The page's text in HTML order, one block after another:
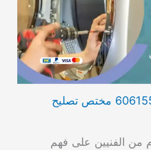
فني تصليح غسالات السلام 60615556 مختص تصليح
من الفنيين على فهم